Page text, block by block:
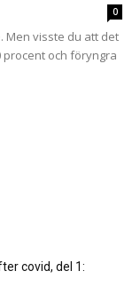
0
Men visste du att det
och föryngra
covid, del 1: